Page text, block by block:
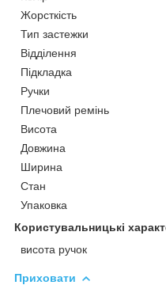
Жорсткість
Тип застежки
Відділення
Підкладка
Ручки
Плечовий ремінь
Висота
Довжина
Ширина
Стан
Упаковка
Користувальницькі
висота ручок
Приховати